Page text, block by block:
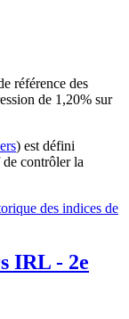
référence des
de 1,20% sur
) est défini
contrôler la
des indices de
IRL - 2e